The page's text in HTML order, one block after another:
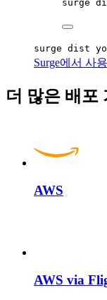
surge
surge dist
Surge에서 사
더 많은 배포
AWS
AWS via